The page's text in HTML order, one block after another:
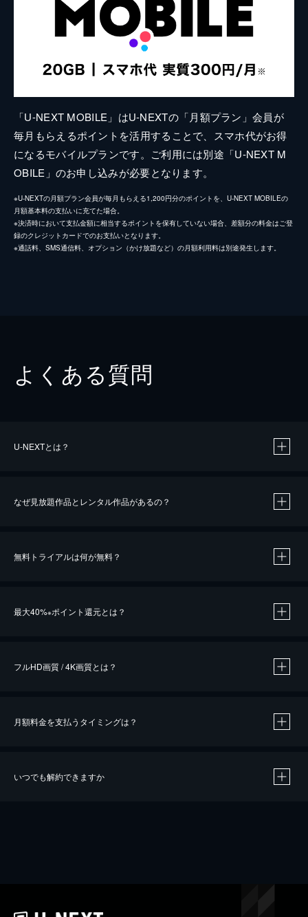
「U-NEXT MOBILE」はU-NEXTの「月額プラン」会員が
毎月もらえるポイントを活用することで、スマホ代がお得
になるモバイルプランです。ご利用には別途「U-NEXT M
OBILE」のお申し込みが必要となります。
※U-NEXTの月額プラン会員が毎月もらえる1,200円分のポイントを、U-NEXT MOBILEの
月額基本料の支払いに充てた場合。
※決済時において支払金額に相当するポイントを保有していない場合、差額分の料金はご登
録のクレジットカードでのお支払いとなります。
※通話料、SMS通信料、オプション（かけ放題など）の月額利用料は別途発生します。
よくある質問
U-NEXTとは？
なぜ見放題作品とレンタル作品があるの？
無料トライアルは何が無料？
最大40%※ポイント還元とは？
※40％ポイント還元の対象は、クレジットカード決済による作品の購入 / レンタルです。
iOSアプリのUコイン決済による作品の購入 / レンタルは、20％のポイント還元です。
フルHD画質 / 4K画質とは？
月額料金を支払うタイミングは？
いつでも解約できますか